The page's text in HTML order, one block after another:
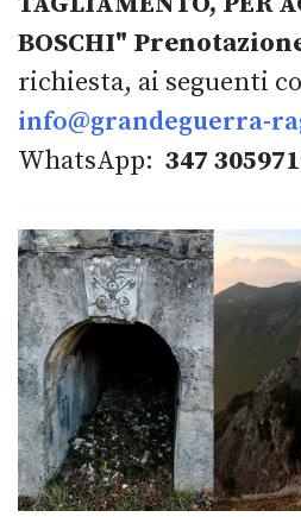
BOSCHI"
richiesta, ai seguenti
info@grandeguerra-
WhatsApp: 347